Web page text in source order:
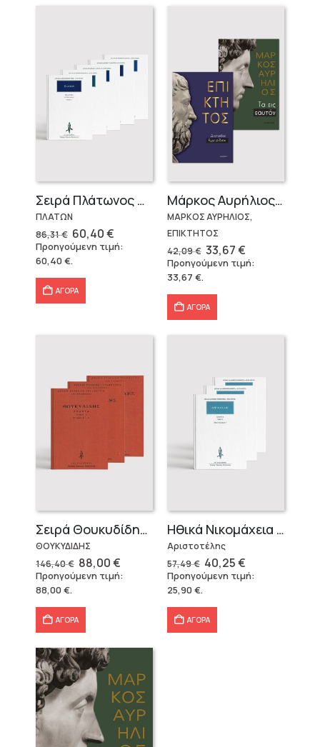
Σειρά Πλάτωνος Πολιτεία
ΠΛΑΤΩΝ
86,31€ Original
price
was:
86,31 €.
60,40€Η
τρέχουσα
τιμή
Προηγούμενη τιμή:
60,40€.
ΑΓΟΡΑ
Μάρκος Αυρήλιος & Επίκτητος (Επίτομα)
ΜΑΡΚΟΣ ΑΥΡΗΛΙΟΣ,
ΕΠΙΚΤΗΤΟΣ
42,09€ Original
price
was:
33,67€Η
τρέχουσα
τιμή
Προηγούμενη τιμή:
33,67 €.
ΑΓΟΡΑ
Σειρά Θουκυδίδης – Δεμένο (4 τόμοι)
ΘΟΥΚΥΔΙΔΗΣ
146,40€ Original
price
was:
88,00€Η
τρέχουσα
τιμή
Προηγούμενη τιμή:
88,00€.
ΑΓΟΡΑ
Ηθικά Νικομάχεια (3 τόμοι)
Αριστοτέλης
57,49€ Original
price
was:
40,25€Η
τρέχουσα
τιμή
Προηγούμενη τιμή:
25,90€.
ΑΓΟΡΑ